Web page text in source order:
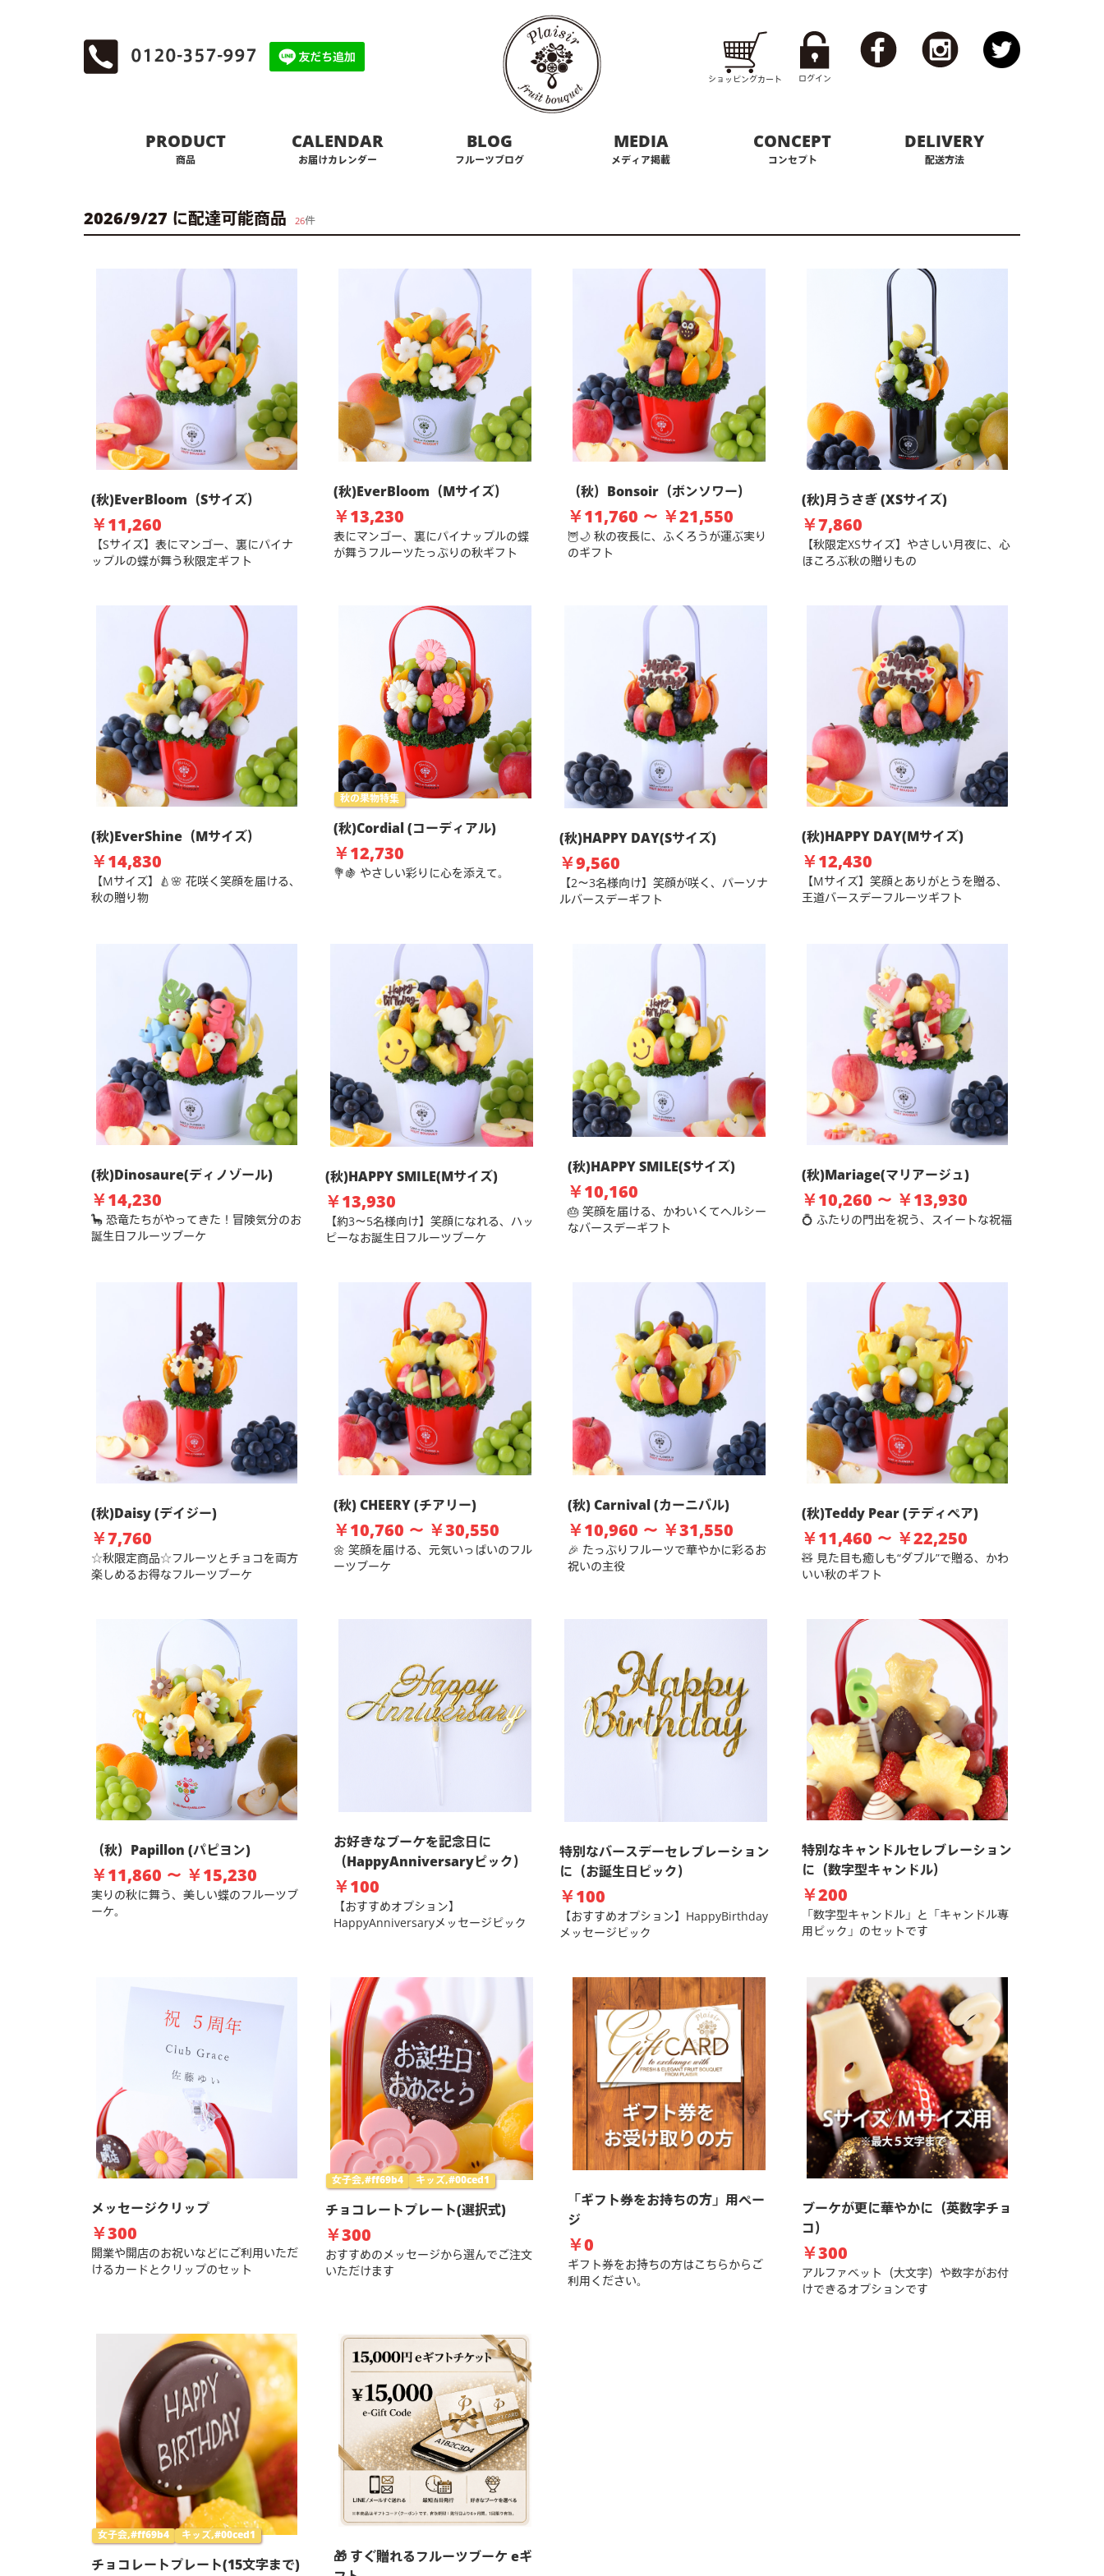
0120-357-997
ショッピングカート ログイン
PRODUCT
商品
CALENDAR
お届けカレンダー
BLOG
フルーツブログ
MEDIA
メディア掲載
CONCEPT
コンセプト
DELIVERY
配送方法
2026/9/27 に配達可能商品 26件
(秋)EverBloom（Sサイズ）
￥11,260
【Sサイズ】表にマンゴー、裏にパイナ
ップルの蝶が舞う秋限定ギフト
(秋)EverBloom（Mサイズ）
￥13,230
表にマンゴー、裏にパイナップルの蝶
が舞うフルーツたっぷりの秋ギフト
（秋）Bonsoir（ボンソワー）
￥11,760 ～ ￥21,550
🦉🌙 秋の夜長に、ふくろうが運ぶ実り
のギフト
(秋)月うさぎ (XSサイズ)
￥7,860
【秋限定XSサイズ】やさしい月夜に、心
ほころぶ秋の贈りもの
(秋)EverShine（Mサイズ）
￥14,830
【Mサイズ】🍐🌸 花咲く笑顔を届ける、
秋の贈り物
秋の果物特集
(秋)Cordial (コーディアル)
￥12,730
💐🍇 やさしい彩りに心を添えて。
(秋)HAPPY DAY(Sサイズ)
￥9,560
【2～3名様向け】笑顔が咲く、パーソナ
ルバースデーギフト
(秋)HAPPY DAY(Mサイズ)
￥12,430
【Mサイズ】笑顔とありがとうを贈る、
王道バースデーフルーツギフト
(秋)Dinosaure(ディノゾール)
￥14,230
🦕 恐竜たちがやってきた！冒険気分のお
誕生日フルーツブーケ
(秋)HAPPY SMILE(Mサイズ)
￥13,930
【約3～5名様向け】笑顔になれる、ハッ
ピーなお誕生日フルーツブーケ
(秋)HAPPY SMILE(Sサイズ)
￥10,160
🎂 笑顔を届ける、かわいくてヘルシー
なバースデーギフト
(秋)Mariage(マリアージュ)
￥10,260 ～ ￥13,930
💍 ふたりの門出を祝う、スイートな祝福
(秋)Daisy (デイジー)
￥7,760
☆秋限定商品☆フルーツとチョコを両方
楽しめるお得なフルーツブーケ
(秋) CHEERY (チアリー)
￥10,760 ～ ￥30,550
🌼 笑顔を届ける、元気いっぱいのフル
ーツブーケ
(秋) Carnival (カーニバル)
￥10,960 ～ ￥31,550
🎉 たっぷりフルーツで華やかに彩るお
祝いの主役
(秋)Teddy Pear (テディペア)
￥11,460 ～ ￥22,250
🧸 見た目も癒しも“ダブル”で贈る、かわ
いい秋のギフト
（秋）Papillon (パピヨン)
￥11,860 ～ ￥15,230
実りの秋に舞う、美しい蝶のフルーツブ
ーケ。
お好きなブーケを記念日に
（HappyAnniversaryピック）
￥100
【おすすめオプション】
HappyAnniversaryメッセージピック
特別なバースデーセレブレーション
に（お誕生日ピック）
￥100
【おすすめオプション】HappyBirthday
メッセージピック
特別なキャンドルセレブレーション
に（数字型キャンドル）
￥200
「数字型キャンドル」と「キャンドル専
用ピック」のセットです
メッセージクリップ
￥300
開業や開店のお祝いなどにご利用いただ
けるカードとクリップのセット
女子会,#ff69b4 キッズ,#00ced1
チョコレートプレート(選択式)
￥300
おすすめのメッセージから選んでご注文
いただけます
「ギフト券をお持ちの方」用ペー
ジ
￥0
ギフト券をお持ちの方はこちらからご
利用ください。
ブーケが更に華やかに（英数字チョ
コ）
￥300
アルファベット（大文字）や数字がお付
けできるオプションです
女子会,#ff69b4 キッズ,#00ced1
チョコレートプレート(15文字まで)
🎁 すぐ贈れるフルーツブーケ eギ